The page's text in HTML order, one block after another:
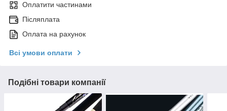
Оплатити частинами
Післяплата
Оплата на рахунок
Всі умови оплати
Подібні товари компанії